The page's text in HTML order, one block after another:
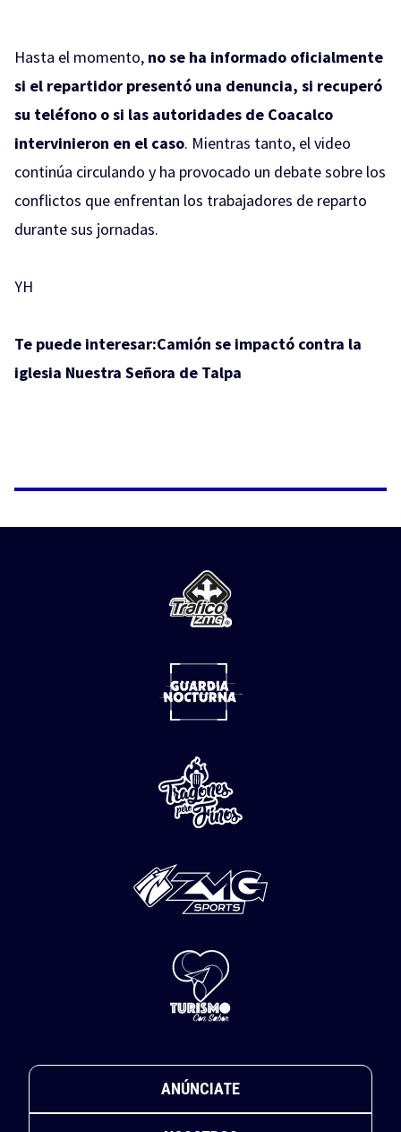
Hasta el momento, no se ha informado oficialmente
si el repartidor presentó una denuncia, si recuperó
su teléfono o si las autoridades de Coacalco
intervinieron en el caso. Mientras tanto, el video
continúa circulando y ha provocado un debate sobre los
conflictos que enfrentan los trabajadores de reparto
durante sus jornadas.
YH
Te puede interesar:Camión se impactó contra la
iglesia Nuestra Señora de Talpa
ANÚNCIATE